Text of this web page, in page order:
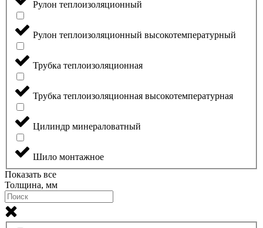
Рулон теплоизоляционный
Рулон теплоизоляционный высокотемпературный
Трубка теплоизоляционная
Трубка теплоизоляционная высокотемпературная
Цилиндр минераловатный
Шило монтажное
Показать все
Толщина, мм